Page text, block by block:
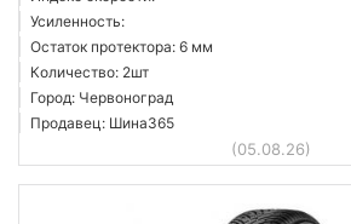
Усиленность:
Остаток протектора: 6 мм
Количество: 2шт
Город: Червоноград
Продавец: Шина365
(05.08.26)